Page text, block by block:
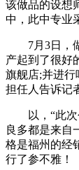
该做品的设想
中，此中专业
7月3日，做
产起到了很好
旗舰店;并进
担任人告诉记
以，“此次创
良多都是来自
格是福州的经
行了参不雅！